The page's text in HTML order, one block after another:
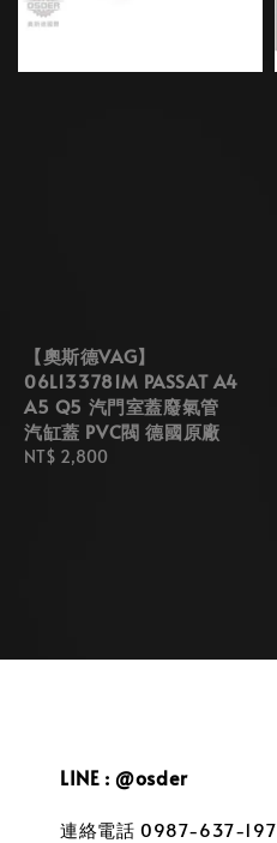
【奧斯德VAG】
06L133781M PASSAT A4
A5 Q5 汽門室蓋廢氣管
汽缸蓋 PVC閥 德國原廠
Regular
NT$ 2,800
LINE : @osder
連絡電話 0987-637-197